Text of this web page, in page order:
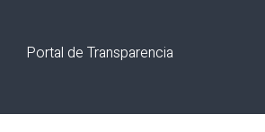
Portal de Transparencia